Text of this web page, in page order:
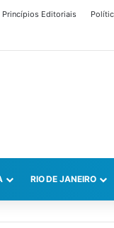
Princípios Editoriais
RIO DE JANEIRO